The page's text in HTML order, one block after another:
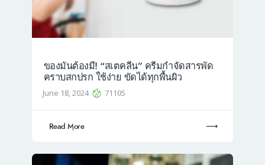
ของมันต้องมี! “สเตคลีน” ครีมกำจัดสารพัด
คราบสกปรก ใช้ง่าย ขัดได้ทุกพื้นผิว
June 18, 2024 71105
Read More